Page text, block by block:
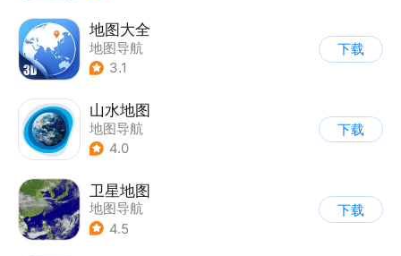
地图大全
地图导航
3.1
下载
山水地图
地图导航
4.0
下载
卫星地图
地图导航
4.5
下载